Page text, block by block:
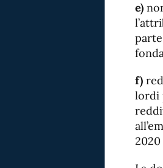
e)
f)
lordi
2020